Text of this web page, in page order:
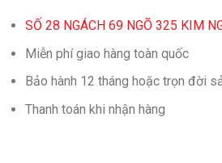
SỐ 28 NGÁCH 69 NGÕ 325 KIM
Miễn phí giao hàng toàn quốc
Bảo hành 12 tháng hoặc trọn đời
Thanh toán khi nhận hàng